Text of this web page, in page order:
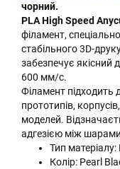
чорний.
PLA High Speed
філамент,
стабільного 3D-
забезпечує якісний
600 мм/с.
Філамент підходить
прототипів,
моделей.
адгезією між
Тип матеріалу:
Колір: Pearl